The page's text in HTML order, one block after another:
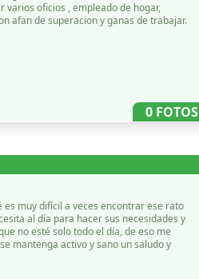
oficios , empleado de hogar,
0 FOTOS
es muy difícil a veces encontrar ese rato
al día para hacer sus necesidades y
no esté solo todo el día, de eso me
mantenga activo y sano un saludo y